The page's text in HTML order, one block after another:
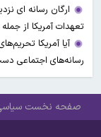
ارگان رسانه ای
تعهدات آمریکا از
آیا آمریکا
رسانه‌های اجتماعی
صفحه نخست